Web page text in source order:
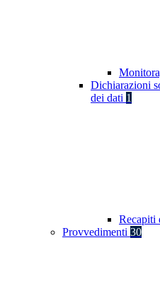
Dichiarazioni
dei dati 1
Recapiti
Provvedimenti 30